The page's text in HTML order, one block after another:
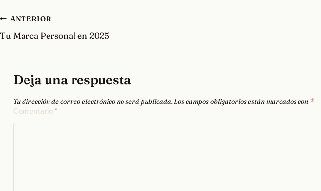
Navegación
de
ANTERIOR
Tu Marca Personal en 2025
Deja una respuesta
Tu dirección de correo electrónico no será publicada.Los campos obligatorios están marcados con *
Comentario *